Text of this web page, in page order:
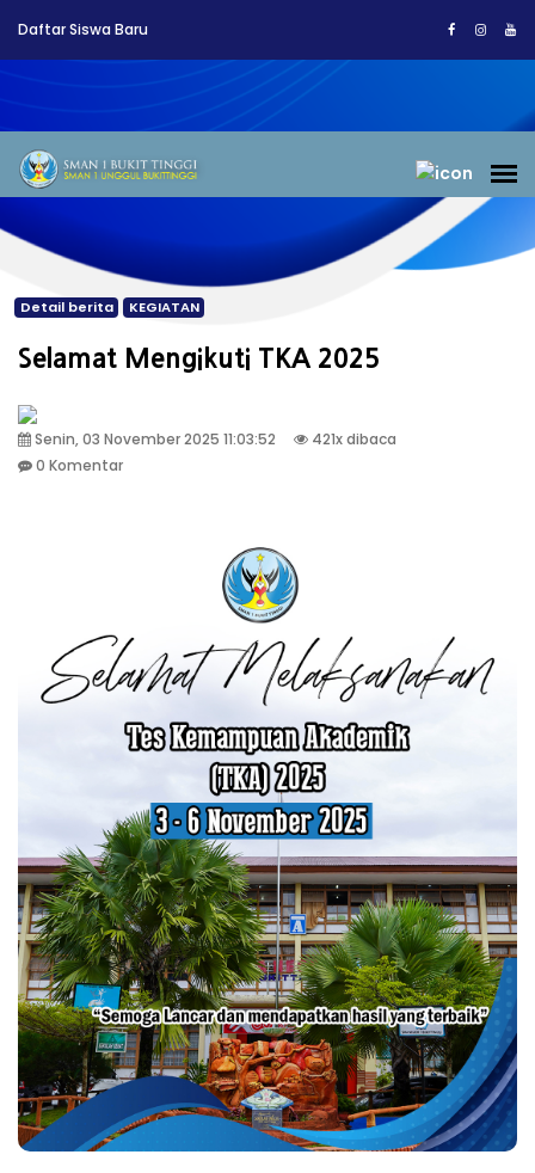
Daftar Siswa Baru
Detail berita KEGIATAN
Selamat Mengikuti TKA 2025
Senin, 03 November 2025 11:03:52
421x dibaca
0 Komentar